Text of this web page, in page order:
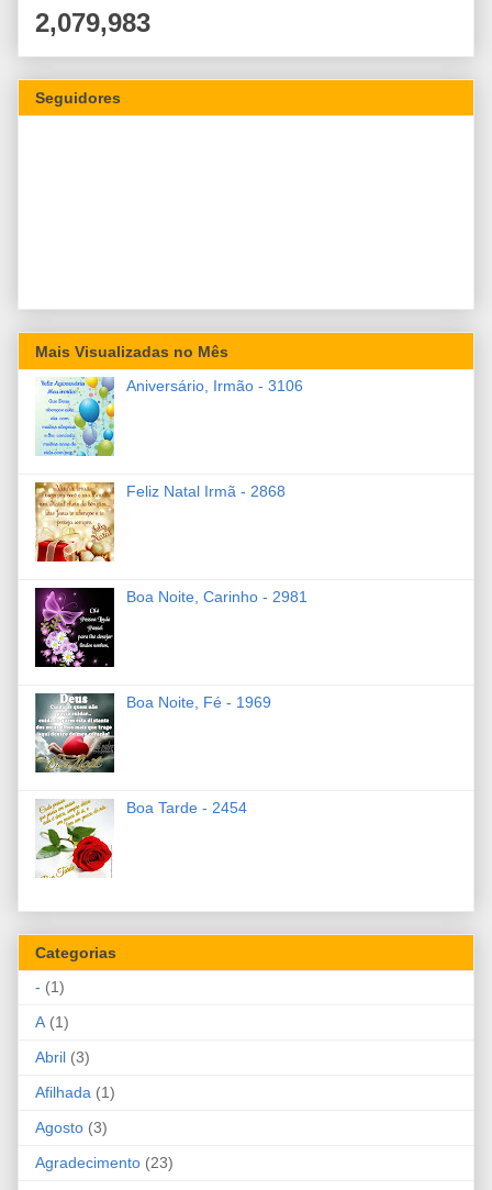
2,079,983
Seguidores
Mais Visualizadas no Mês
Aniversário, Irmão - 3106
Feliz Natal Irmã - 2868
Boa Noite, Carinho - 2981
Boa Noite, Fé - 1969
Boa Tarde - 2454
Categorias
- (1)
A (1)
Abril (3)
Afilhada (1)
Agosto (3)
Agradecimento (23)